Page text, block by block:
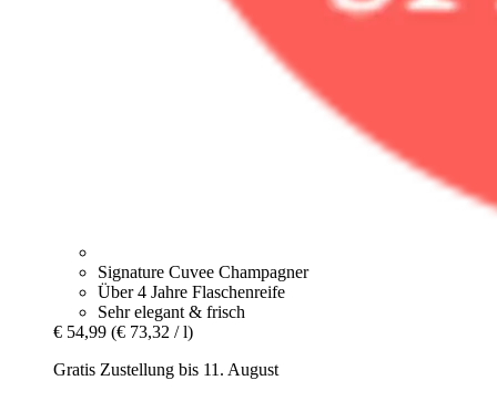
Signature Cuvee Champagner
Über 4 Jahre Flaschenreife
Sehr elegant & frisch
€ 54,99 (€ 73,32 / l)
Gratis Zustellung bis 11. August